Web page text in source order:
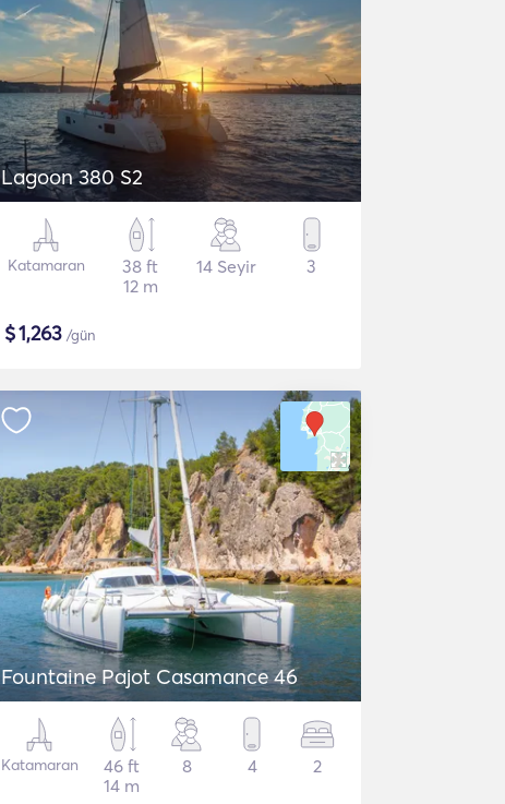
Lagoon 380 S2
Katamaran
38 ft
12 m
14 Seyir 3
$1,263 /gün
Fountaine Pajot Casamance 46
Katamaran
46 ft
14 m
8 4 2